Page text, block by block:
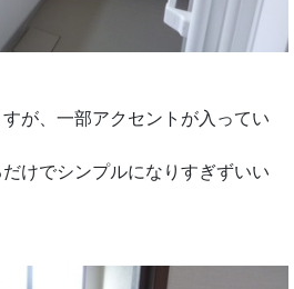
が、一部アクセントが入ってい
けでシンプルになりすぎずいい